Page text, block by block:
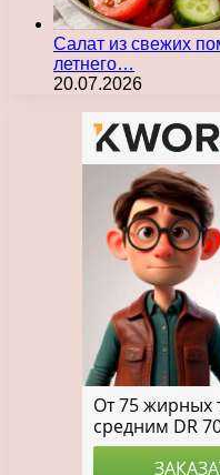
Салат из свежих
летнего…
20.07.2026